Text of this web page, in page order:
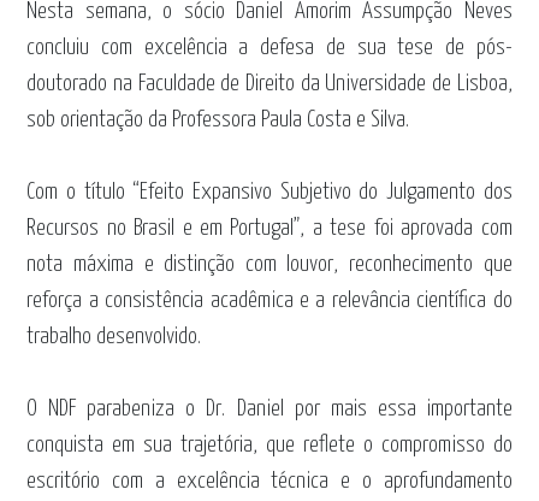
Nesta semana, o sócio
Daniel Amorim Assumpção Neves
concluiu com excelência a defesa de sua tese de pós-
doutorado na Faculdade de Direito da Universidade de Lisboa,
sob orientação da Professora Paula Costa e Silva.
Com o título “Efeito Expansivo Subjetivo do Julgamento dos
Recursos no Brasil e em Portugal”, a tese foi aprovada com
nota máxima e distinção com louvor, reconhecimento que
reforça a consistência acadêmica e a relevância científica do
trabalho desenvolvido.
O NDF parabeniza o Dr. Daniel por mais essa importante
conquista em sua trajetória, que reflete o compromisso do
escritório com a excelência técnica e o aprofundamento